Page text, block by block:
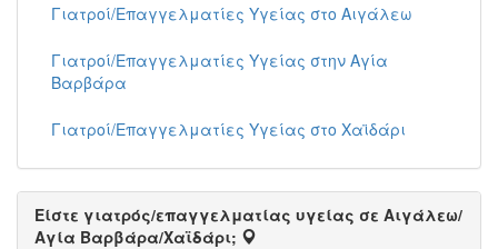
Γιατροί/Επαγγελματίες Υγείας στο Αιγάλεω
Γιατροί/Επαγγελματίες Υγείας στην Αγία
Βαρβάρα
Γιατροί/Επαγγελματίες Υγείας στο Χαϊδάρι
Είστε γιατρός/επαγγελματίας υγείας σε Αιγάλεω/
Αγία Βαρβάρα/Χαϊδάρι;